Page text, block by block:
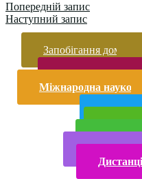
Попередній запис
Наступний запис
Запобігання
Міжнародна